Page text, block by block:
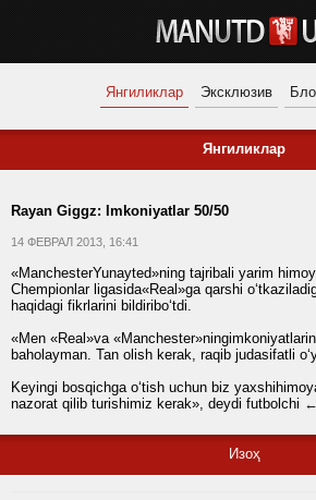
Янгиликлар Эксклюзив
Янгиликлар
Rayan Giggz: Imkoniyatlar 50/50
14 ФЕВРАЛ 2013, 16:41
«ManchesterYunayted»ning tajribali yarim
Chempionlar ligasida«Real»ga qarshi
haqidagi fikrlarini bildiribo‘tdi.
«Men «Real»va
baholayman. Tan olish kerak, raqib judasifatli
Keyingi bosqichga o‘tish uchun biz
nazorat qilib turishimiz kerak», deydi futbolchi
Изоҳ